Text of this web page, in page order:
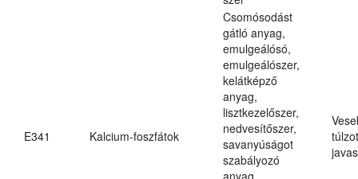
E341 Kalcium-foszfátok
Csomósodást
gátló anyag,
emulgeálósó,
emulgeálószer,
kelátképző
anyag,
lisztkezelőszer,
nedvesítőszer,
savanyúságot
szabályozó
anyag,